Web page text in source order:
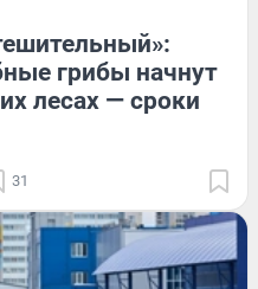
грибы начнут
лесах — сроки
31